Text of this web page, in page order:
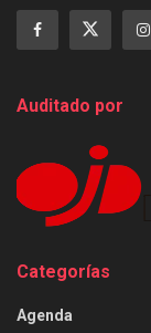
Auditado por
Categorías
Agenda